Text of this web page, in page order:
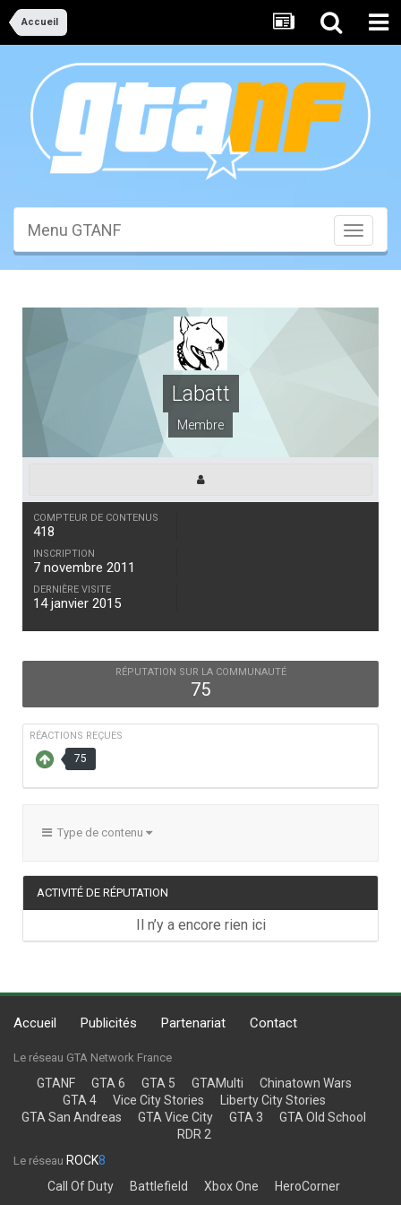
Accueil
Toggle
Menu GTANF
Labatt
Membre
COMPTEUR DE CONTENUS
418
INSCRIPTION
7 novembre 2011
DERNIÈRE VISITE
14 janvier 2015
RÉPUTATION SUR LA COMMUNAUTÉ
75
RÉACTIONS REÇUES
75
Type de contenu
ACTIVITÉ DE RÉPUTATION
Il n’y a encore rien ici
Accueil Publicités Partenariat Contact
Le réseau GTA Network France
GTANF GTA 6 GTA 5 GTAMulti
Chinatown Wars
GTA 4
Vice City Stories
Liberty City Stories
GTA San Andreas
GTA Vice City GTA 3
GTA Old School
RDR 2
Le réseau ROCK8
Call Of Duty
Battlefield Xbox One HeroCorner